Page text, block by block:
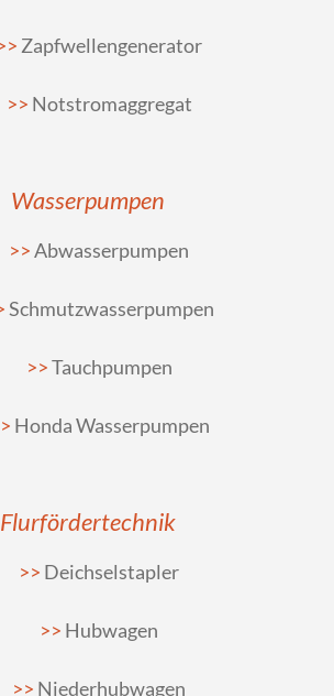
Zapfwellengenerator
Notstromaggregat
Wasserpumpen
Abwasserpumpen
Schmutzwasserpumpen
Tauchpumpen
Honda Wasserpumpen
Flurfördertechnik
Deichselstapler
Hubwagen
Niederhubwagen